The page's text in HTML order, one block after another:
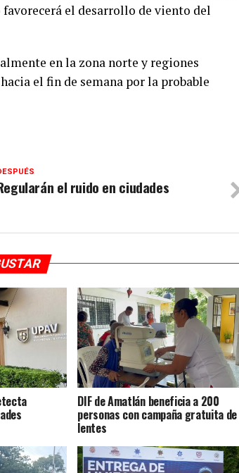
el desarrollo de viento del
en la zona norte y regiones
el fin de semana por la probable
el ruido en ciudades
DIF de Amatlán beneficia a 200
personas con campaña gratuita de
lentes